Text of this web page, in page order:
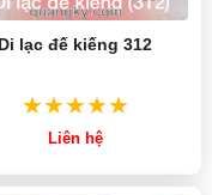
Di lạc đế kiếng 312
Liên hệ